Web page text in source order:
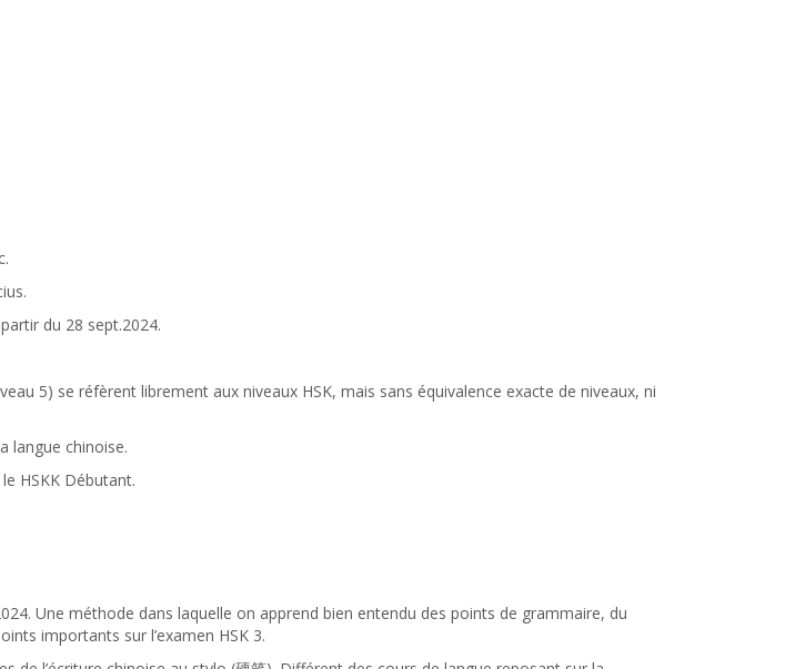
du 28 sept.2024.
5) se réfèrent librement aux niveaux HSK, mais sans équivalence exacte de niveaux, ni
langue chinoise.
HSKK Débutant.
Une méthode dans laquelle on apprend bien entendu des points de grammaire, du
importants sur l’examen HSK 3.